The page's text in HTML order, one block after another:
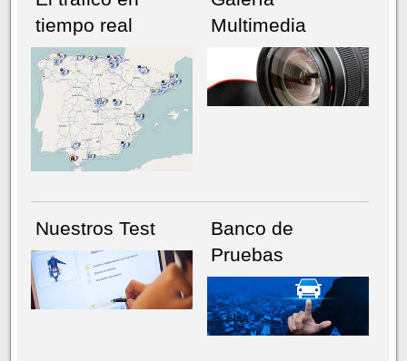
NÚMERO ACTUALHEMEROTECA
tiempo real
Multimedia
Nuestros Test
Banco de
Pruebas